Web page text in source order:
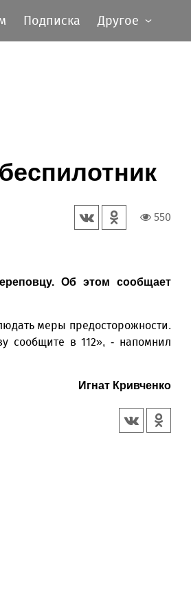
Подписка Другое
550
Об этом сообщает
меры предосторожности.
сообщите в 112», - напомнил
Игнат Кривченко